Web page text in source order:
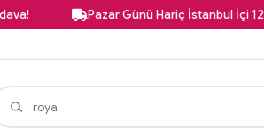
Pazar Günü Hariç İstanbul İçi 12:00'a